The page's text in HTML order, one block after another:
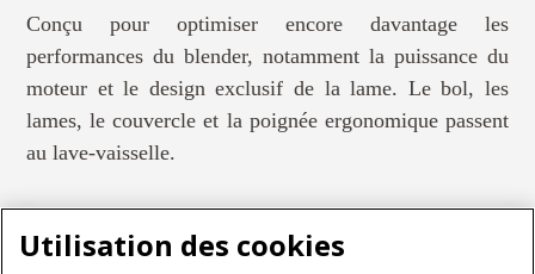
Conçu pour optimiser encore davantage les
performances du blender, notamment la puissance du
moteur et le design exclusif de la lame. Le bol, les
lames, le couvercle et la poignée ergonomique passent
au lave-vaisselle.
Utilisation des cookies